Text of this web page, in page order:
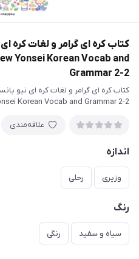
Yonsei Korean Vocab and
Grammar 2-2
Korean Vocab and Grammar 2-2
علاقه‌مندی
اندازه
وزیری رحلی
رنگ
سیاه و سفید رنگی